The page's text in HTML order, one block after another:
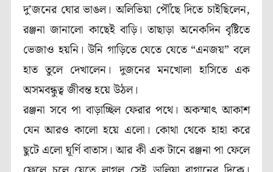
দু’জনের ঘোর ভাঙল। অলিভিয়া পৌঁছে দিতে চাইছিলেন,
রঞ্জনা জানালো কাছেই বাড়ি। তাছাড়া অনেকদিন বৃষ্টিতে
ভেজাও হয়নি। উনি গাড়িতে যেতে যেতে “এনজয়” বলে
হাত তুলে দেখালেন। দুজনের মনখোলা হাসিতে এক
অসমবন্ধুত্ব জীবন্ত হয়ে উঠল।
রঞ্জনা সবে পা বাড়াচ্ছিল ফেরার পথে। অকস্মাৎ আকাশ
যেন আরও কালো হয়ে এলো। কোথা থেকে হাহা করে
ছুটে এলো ঘূর্ণি বাতাস। আর কী এক টানে রঞ্জনা পা ফেলে